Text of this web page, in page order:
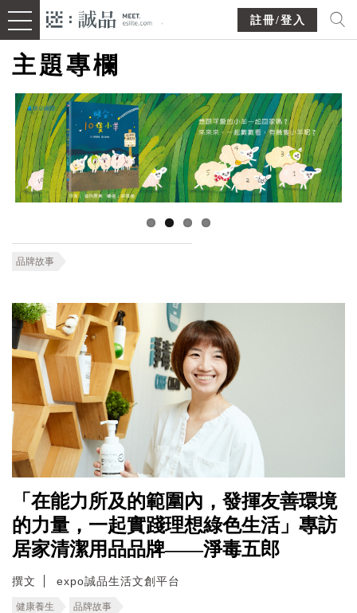
註冊/登入
主題專欄
品牌故事
「在能力所及的範圍內，發揮友善環境
的力量，一起實踐理想綠色生活」專訪
居家清潔用品品牌——淨毒五郎
撰文 expo誠品生活文創平台
健康養生 品牌故事